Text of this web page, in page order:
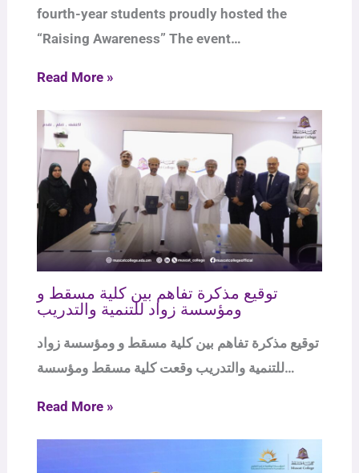
fourth-year students proudly hosted the
“Raising Awareness” The event…
Read More »
توقيع مذكرة تفاهم بين كلية مسقط و
ومؤسسة زواد للتنمية والتدريب
توقيع مذكرة تفاهم بين كلية مسقط و ومؤسسة زواد
للتنمية والتدريب وقعت كلية مسقط ومؤسسة…
Read More »